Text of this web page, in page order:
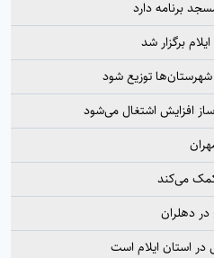
برنامه دارد
برگزار شد
شهرستان‌ها توزیع شود
افزایش اشتغال می‌شود
کمک می‌کند
دهلران
استان ایلام است